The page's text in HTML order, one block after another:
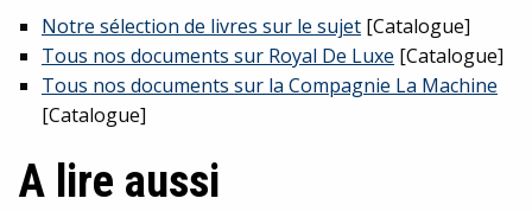
Notre sélection de livres sur le sujet [Catalogue]
Tous nos documents sur Royal De Luxe [Catalogue]
Tous nos documents sur la Compagnie La Machine
[Catalogue]
A lire aussi